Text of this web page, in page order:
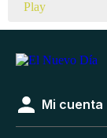
Mi cuenta